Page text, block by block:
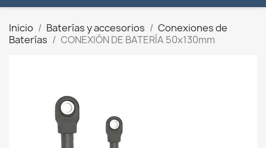
Inicio Baterías y accesorios
Conexiones de
Baterías
CONEXIÓN DE BATERÍA 50x130mm